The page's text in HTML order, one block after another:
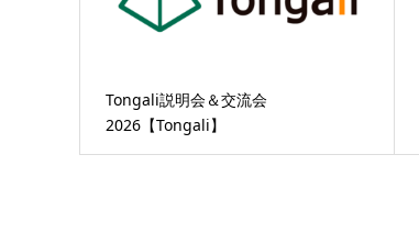
Tongali説明会＆交流会
2026【Tongali】